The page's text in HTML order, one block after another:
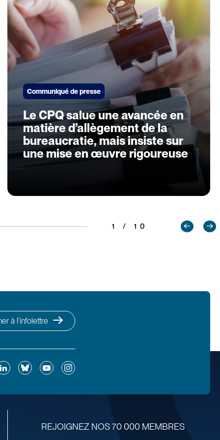
Communiqué de presse
Le CPQ salue une avancée en
matière d’allègement de la
bureaucratie, mais insiste sur
une mise en œuvre rigoureuse
1 / 10
à l’infolettre
BlueskyYouTubeInstagram
REJOIGNEZ NOS 70 000 MEMBRES